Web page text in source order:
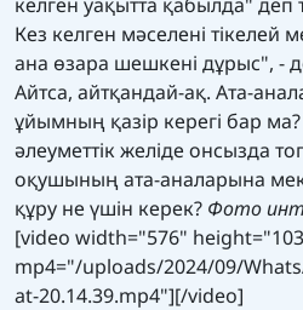
Кез келген мәселені тікелей
ана өзара шешкені дұрыс", -
Айтса, айтқандай-ақ. Ата-
ұйымның қазір керегі бар
әлеуметтік желіде онсызда
оқушының ата-аналарына
құру не үшін керек? Фото
[video width="576"
mp4="/uploads/2024/09/
at-20.14.39.mp4"][/video]